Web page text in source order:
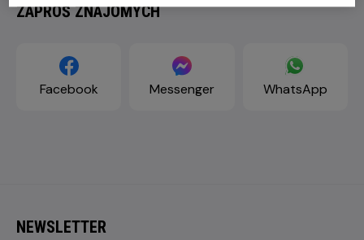
ZAPROŚ ZNAJOMYCH
Facebook Messenger WhatsApp
NEWSLETTER